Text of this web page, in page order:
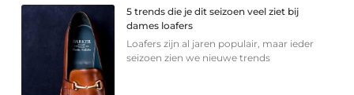
5 trends die je dit seizoen veel ziet bij
dames loafers
Loafers zijn al jaren populair, maar ieder
seizoen zien we nieuwe trends